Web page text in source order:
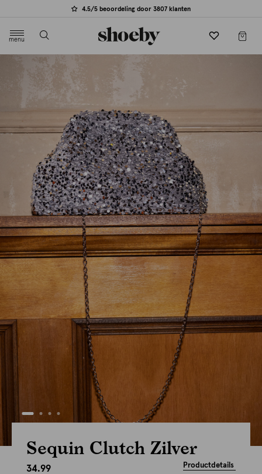
4.5/5 beoordeling door 3807 klanten
menu
Sequin Clutch Zilver
34.99 Productdetails